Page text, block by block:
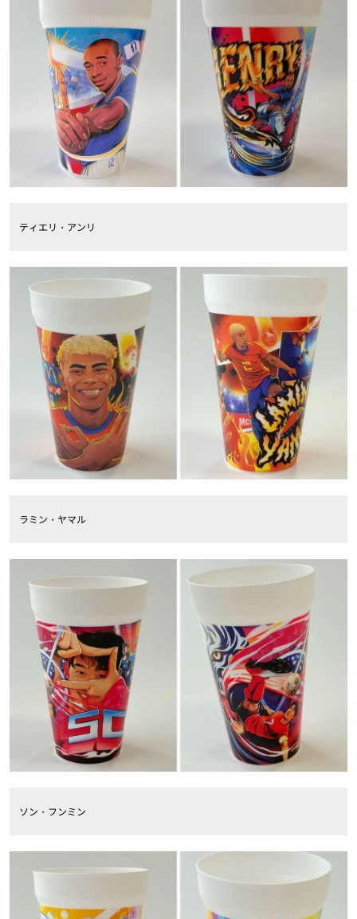
ティエリ・アンリ
ラミン・ヤマル
ソン・フンミン